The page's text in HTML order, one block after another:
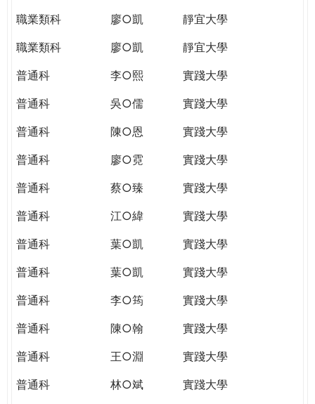
職業類科
廖○凱
靜宜大學
職業類科
廖○凱
靜宜大學
普通科
李○熙
實踐大學
普通科
吳○儒
實踐大學
普通科
陳○恩
實踐大學
普通科
廖○霓
實踐大學
普通科
蔡○臻
實踐大學
普通科
江○緯
實踐大學
普通科
葉○凱
實踐大學
普通科
葉○凱
實踐大學
普通科
李○筠
實踐大學
普通科
陳○翰
實踐大學
普通科
王○淵
實踐大學
普通科
林○斌
實踐大學